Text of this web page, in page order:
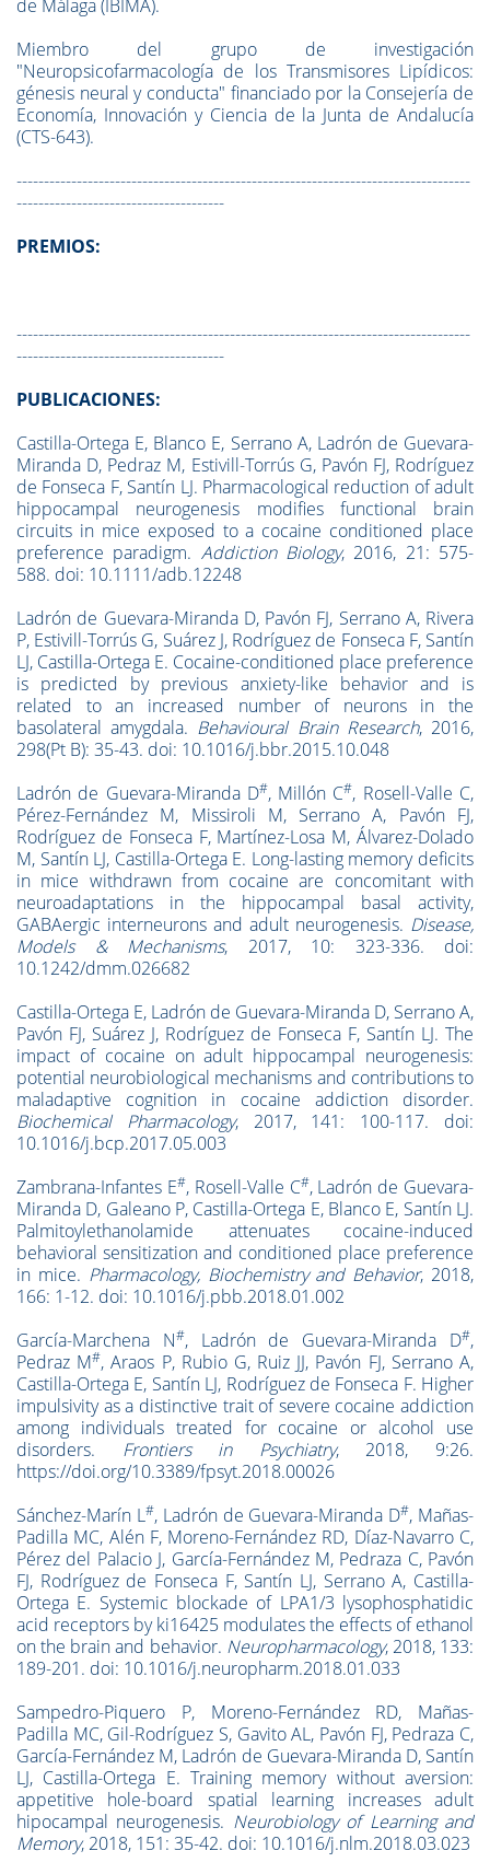
de Málaga (IBIMA).
Miembro del grupo de investigación
"Neuropsicofarmacología de los Transmisores Lipídicos:
génesis neural y conducta" financiado por la Consejería de
Economía, Innovación y Ciencia de la Junta de Andalucía
(CTS-643).
-----------------------------------------------------------------------------------
--------------------------------------
PREMIOS:
-----------------------------------------------------------------------------------
--------------------------------------
PUBLICACIONES:
Castilla-Ortega E, Blanco E, Serrano A, Ladrón de Guevara-
Miranda D, Pedraz M, Estivill-Torrús G, Pavón FJ, Rodríguez
de Fonseca F, Santín LJ. Pharmacological reduction of adult
hippocampal neurogenesis modifies functional brain
circuits in mice exposed to a cocaine conditioned place
preference paradigm. Addiction Biology, 2016, 21: 575-
588. doi: 10.1111/adb.12248
Ladrón de Guevara-Miranda D, Pavón FJ, Serrano A, Rivera
P, Estivill-Torrús G, Suárez J, Rodríguez de Fonseca F, Santín
LJ, Castilla-Ortega E. Cocaine-conditioned place preference
is predicted by previous anxiety-like behavior and is
related to an increased number of neurons in the
basolateral amygdala. Behavioural Brain Research, 2016,
298(Pt B): 35-43. doi: 10.1016/j.bbr.2015.10.048
Ladrón de Guevara-Miranda D#, Millón C#, Rosell-Valle C,
Pérez-Fernández M, Missiroli M, Serrano A, Pavón FJ,
Rodríguez de Fonseca F, Martínez-Losa M, Álvarez-Dolado
M, Santín LJ, Castilla-Ortega E. Long-lasting memory deficits
in mice withdrawn from cocaine are concomitant with
neuroadaptations in the hippocampal basal activity,
GABAergic interneurons and adult neurogenesis. Disease,
Models & Mechanisms, 2017, 10: 323-336. doi:
10.1242/dmm.026682
Castilla-Ortega E, Ladrón de Guevara-Miranda D, Serrano A,
Pavón FJ, Suárez J, Rodríguez de Fonseca F, Santín LJ. The
impact of cocaine on adult hippocampal neurogenesis:
potential neurobiological mechanisms and contributions to
maladaptive cognition in cocaine addiction disorder.
Biochemical Pharmacology, 2017, 141: 100-117. doi:
10.1016/j.bcp.2017.05.003
Zambrana-Infantes E#, Rosell-Valle C#, Ladrón de Guevara-
Miranda D, Galeano P, Castilla-Ortega E, Blanco E, Santín LJ.
Palmitoylethanolamide attenuates cocaine-induced
behavioral sensitization and conditioned place preference
in mice. Pharmacology, Biochemistry and Behavior, 2018,
166: 1-12. doi: 10.1016/j.pbb.2018.01.002
García-Marchena N#, Ladrón de Guevara-Miranda D#,
Pedraz M#, Araos P, Rubio G, Ruiz JJ, Pavón FJ, Serrano A,
Castilla-Ortega E, Santín LJ, Rodríguez de Fonseca F. Higher
impulsivity as a distinctive trait of severe cocaine addiction
among individuals treated for cocaine or alcohol use
disorders. Frontiers in Psychiatry, 2018, 9:26.
https://doi.org/10.3389/fpsyt.2018.00026
Sánchez-Marín L#, Ladrón de Guevara-Miranda D#, Mañas-
Padilla MC, Alén F, Moreno-Fernández RD, Díaz-Navarro C,
Pérez del Palacio J, García-Fernández M, Pedraza C, Pavón
FJ, Rodríguez de Fonseca F, Santín LJ, Serrano A, Castilla-
Ortega E. Systemic blockade of LPA1/3 lysophosphatidic
acid receptors by ki16425 modulates the effects of ethanol
on the brain and behavior. Neuropharmacology, 2018, 133:
189-201. doi: 10.1016/j.neuropharm.2018.01.033
Sampedro-Piquero P, Moreno-Fernández RD, Mañas-
Padilla MC, Gil-Rodríguez S, Gavito AL, Pavón FJ, Pedraza C,
García-Fernández M, Ladrón de Guevara-Miranda D, Santín
LJ, Castilla-Ortega E. Training memory without aversion:
appetitive hole-board spatial learning increases adult
hipocampal neurogenesis. Neurobiology of Learning and
Memory, 2018, 151: 35-42. doi: 10.1016/j.nlm.2018.03.023